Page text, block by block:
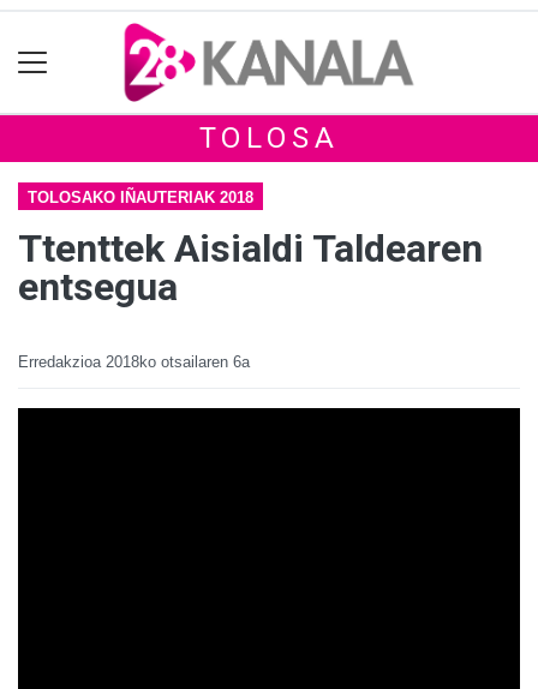
TOLOSA
TOLOSAKO IÑAUTERIAK 2018
Ttenttek Aisialdi Taldearen
entsegua
Erredakzioa 2018ko otsailaren 6a